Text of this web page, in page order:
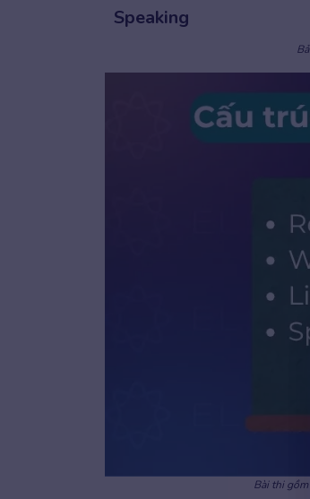
Speaking
Bài thi